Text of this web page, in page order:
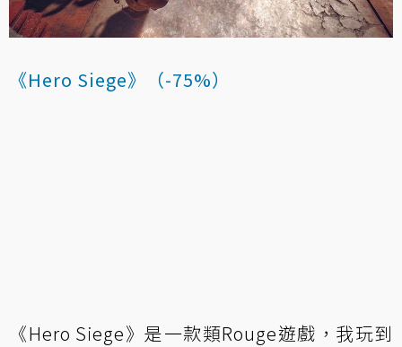
《Hero Siege》（-75%）
《Hero Siege》是一款類Rouge遊戲，我玩到